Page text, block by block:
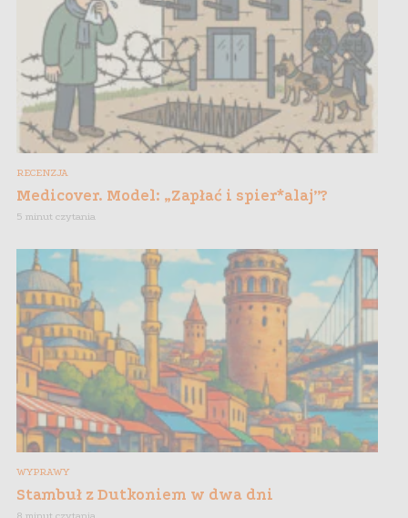
RECENZJA
Medicover. Model: „Zapłać i spier*alaj”?
5 minut czytania
WYPRAWY
Stambuł z Dutkoniem w dwa dni
8 minut czytania